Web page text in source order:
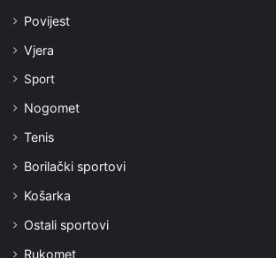
Povijest
Vjera
Sport
Nogomet
Tenis
Borilački sportovi
Košarka
Ostali sportovi
Rukomet